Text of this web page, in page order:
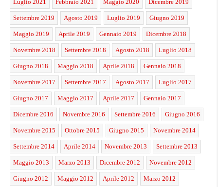
Luglio 2021 Febbraio 2021 Maggio 2020 Dicembre 2019
Settembre 2019 Agosto 2019 Luglio 2019 Giugno 2019
Maggio 2019 Aprile 2019 Gennaio 2019 Dicembre 2018
Novembre 2018 Settembre 2018 Agosto 2018 Luglio 2018
Giugno 2018 Maggio 2018 Aprile 2018 Gennaio 2018
Novembre 2017 Settembre 2017 Agosto 2017 Luglio 2017
Giugno 2017 Maggio 2017 Aprile 2017 Gennaio 2017
Dicembre 2016 Novembre 2016 Settembre 2016 Giugno 2016
Novembre 2015 Ottobre 2015 Giugno 2015 Novembre 2014
Settembre 2014 Aprile 2014 Novembre 2013 Settembre 2013
Maggio 2013 Marzo 2013 Dicembre 2012 Novembre 2012
Giugno 2012 Maggio 2012 Aprile 2012 Marzo 2012